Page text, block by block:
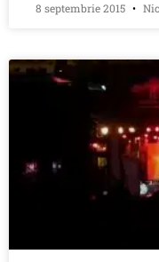
8 septembrie 2015